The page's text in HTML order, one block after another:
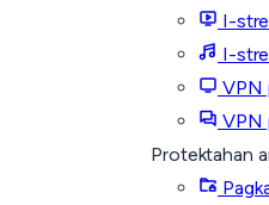
I-
I-
VPN
VPN
Protektahan